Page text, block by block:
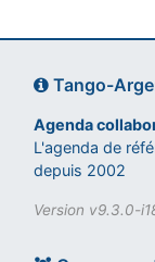
Tango-
Agenda
L'agenda de
depuis 2002
Version v9.3.0-